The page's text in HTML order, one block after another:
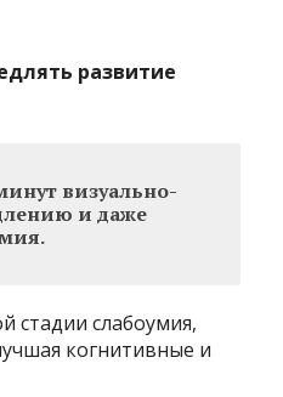
развитие
визуально-
и даже
стадии слабоумия,
когнитивные и